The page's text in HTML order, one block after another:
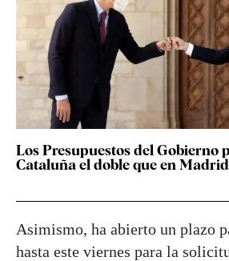
Los Presupuestos del Gobierno
Cataluña el doble que en Madrid
Asimismo, ha abierto un plazo
hasta este viernes para la